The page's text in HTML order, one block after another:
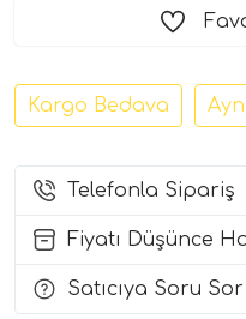
Setleri)
Performans)
Kargo Bedava
Telefonla Sipariş
Fiyatı Düşünce
Satıcıya Soru Sor